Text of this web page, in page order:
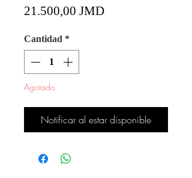
21.500,00 JMDPrecio
Cantidad *
Agotado
Notificar al estar disponible